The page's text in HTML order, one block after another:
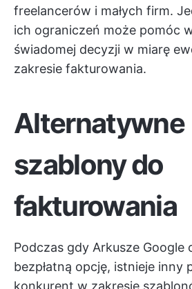
freelancerów i małych firm.
ich ograniczeń może pomóc
świadomej decyzji w miarę
zakresie fakturowania.
Alternatywne
szablony do
fakturowania
Podczas gdy Arkusze Google
bezpłatną opcję, istnieje inny
konkurent w zakresie